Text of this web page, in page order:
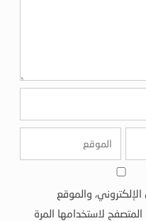
والموقع
لاستخدامها المرة